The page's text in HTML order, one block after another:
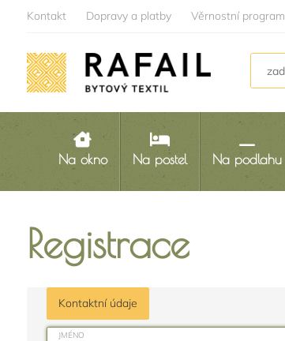
Kontakt Dopravy a platby Věrnostní program
Na okno Na postel Na podlahu
Registrace
Kontaktní údaje
JMÉNO